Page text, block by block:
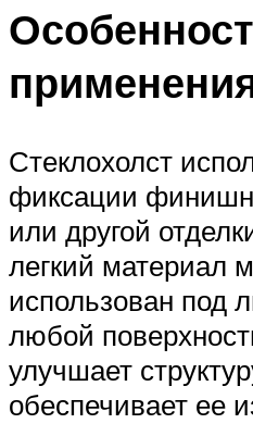
Стеклохолст
фиксации
или другой
легкий материал
использован под
любой
улучшает
обеспечивает ее